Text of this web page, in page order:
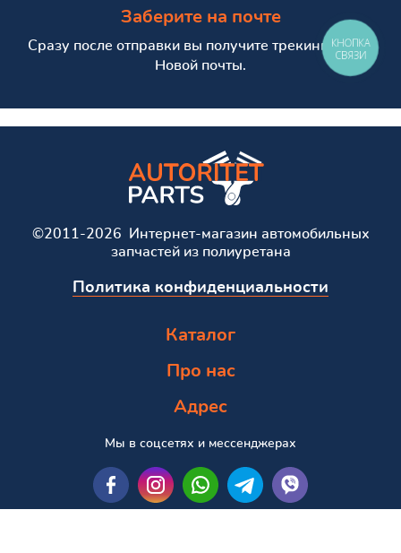
Заберите на почте
Сразу после отправки вы получите трекинг номер
Новой почты.
©2011-2026 Интернет-магазин автомобильных
запчастей из полиуретана
Политика конфиденциальности
Каталог
Про нас
Адрес
Мы в соцсетях и мессенджерах
КНОПКА
СВЯЗИ